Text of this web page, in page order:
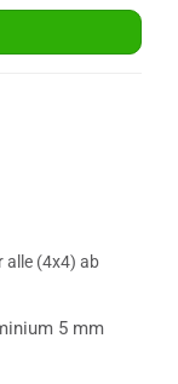
alle (4x4) ab
5 mm